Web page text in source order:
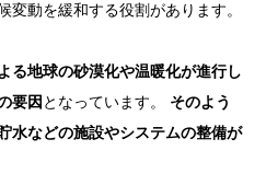
変動を緩和する役割があります。
る地球の砂漠化や温暖化が進行し
要因 となっています。 そのよう
水などの施設やシステムの整備が